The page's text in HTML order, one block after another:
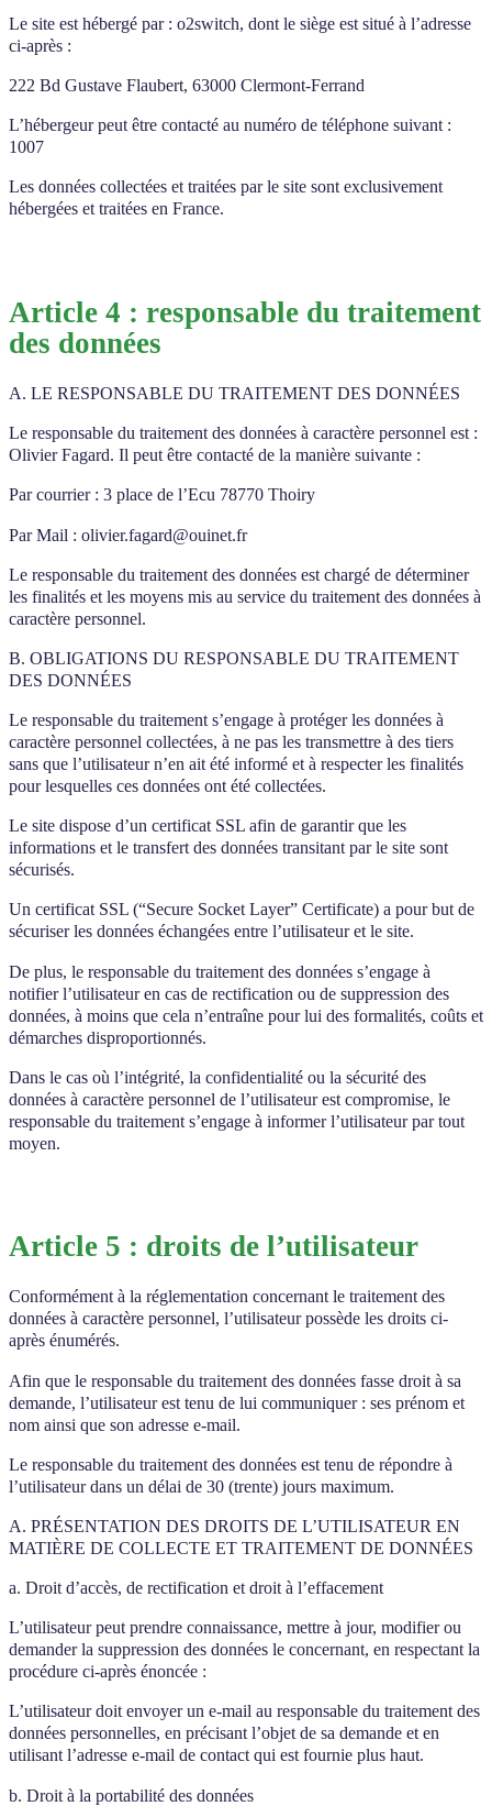
Le site est hébergé par : o2switch, dont le siège est situé à l’adresse
ci-après :
222 Bd Gustave Flaubert, 63000 Clermont-Ferrand
L’hébergeur peut être contacté au numéro de téléphone suivant :
1007
Les données collectées et traitées par le site sont exclusivement
hébergées et traitées en France.
Article 4 : responsable du traitement
des données
A. LE RESPONSABLE DU TRAITEMENT DES DONNÉES
Le responsable du traitement des données à caractère personnel est :
Olivier Fagard. Il peut être contacté de la manière suivante :
Par courrier : 3 place de l’Ecu 78770 Thoiry
Par Mail : olivier.fagard@ouinet.fr
Le responsable du traitement des données est chargé de déterminer
les finalités et les moyens mis au service du traitement des données à
caractère personnel.
B. OBLIGATIONS DU RESPONSABLE DU TRAITEMENT
DES DONNÉES
Le responsable du traitement s’engage à protéger les données à
caractère personnel collectées, à ne pas les transmettre à des tiers
sans que l’utilisateur n’en ait été informé et à respecter les finalités
pour lesquelles ces données ont été collectées.
Le site dispose d’un certificat SSL afin de garantir que les
informations et le transfert des données transitant par le site sont
sécurisés.
Un certificat SSL (“Secure Socket Layer” Certificate) a pour but de
sécuriser les données échangées entre l’utilisateur et le site.
De plus, le responsable du traitement des données s’engage à
notifier l’utilisateur en cas de rectification ou de suppression des
données, à moins que cela n’entraîne pour lui des formalités, coûts et
démarches disproportionnés.
Dans le cas où l’intégrité, la confidentialité ou la sécurité des
données à caractère personnel de l’utilisateur est compromise, le
responsable du traitement s’engage à informer l’utilisateur par tout
moyen.
Article 5 : droits de l’utilisateur
Conformément à la réglementation concernant le traitement des
données à caractère personnel, l’utilisateur possède les droits ci-
après énumérés.
Afin que le responsable du traitement des données fasse droit à sa
demande, l’utilisateur est tenu de lui communiquer : ses prénom et
nom ainsi que son adresse e-mail.
Le responsable du traitement des données est tenu de répondre à
l’utilisateur dans un délai de 30 (trente) jours maximum.
A. PRÉSENTATION DES DROITS DE L’UTILISATEUR EN
MATIÈRE DE COLLECTE ET TRAITEMENT DE DONNÉES
a. Droit d’accès, de rectification et droit à l’effacement
L’utilisateur peut prendre connaissance, mettre à jour, modifier ou
demander la suppression des données le concernant, en respectant la
procédure ci-après énoncée :
L’utilisateur doit envoyer un e-mail au responsable du traitement des
données personnelles, en précisant l’objet de sa demande et en
utilisant l’adresse e-mail de contact qui est fournie plus haut.
b. Droit à la portabilité des données